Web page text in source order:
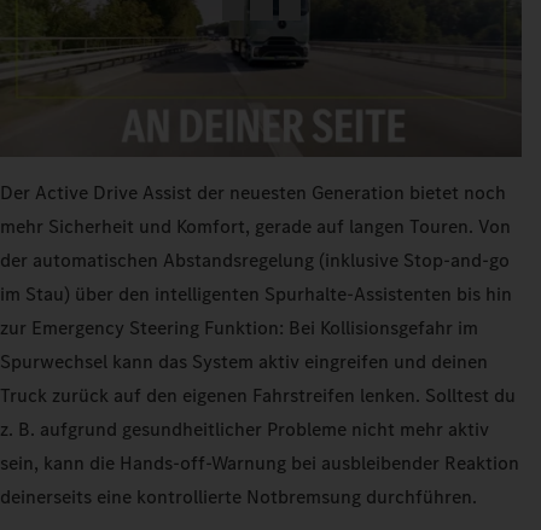
Der Active Drive Assist der neuesten Generation bietet noch
mehr Sicherheit und Komfort, gerade auf langen Touren. Von
der automatischen Abstandsregelung (inklusive Stop-and-go
im Stau) über den intelligenten Spurhalte-Assistenten bis hin
zur Emergency Steering Funktion: Bei Kollisionsgefahr im
Spurwechsel kann das System aktiv eingreifen und deinen
Truck zurück auf den eigenen Fahrstreifen lenken. Solltest du
z. B. aufgrund gesundheitlicher Probleme nicht mehr aktiv
sein, kann die Hands-off-Warnung bei ausbleibender Reaktion
deinerseits eine kontrollierte Notbremsung durchführen.